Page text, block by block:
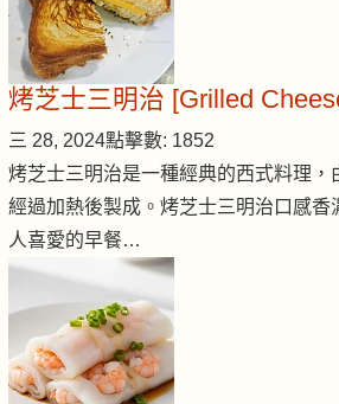
烤芝士三明治 [Grilled
三 28, 2024點擊數: 1852
烤芝士三明治是一種經典的西式料理，
經過加熱後製成。烤芝士三明治口感香
人喜愛的早餐…